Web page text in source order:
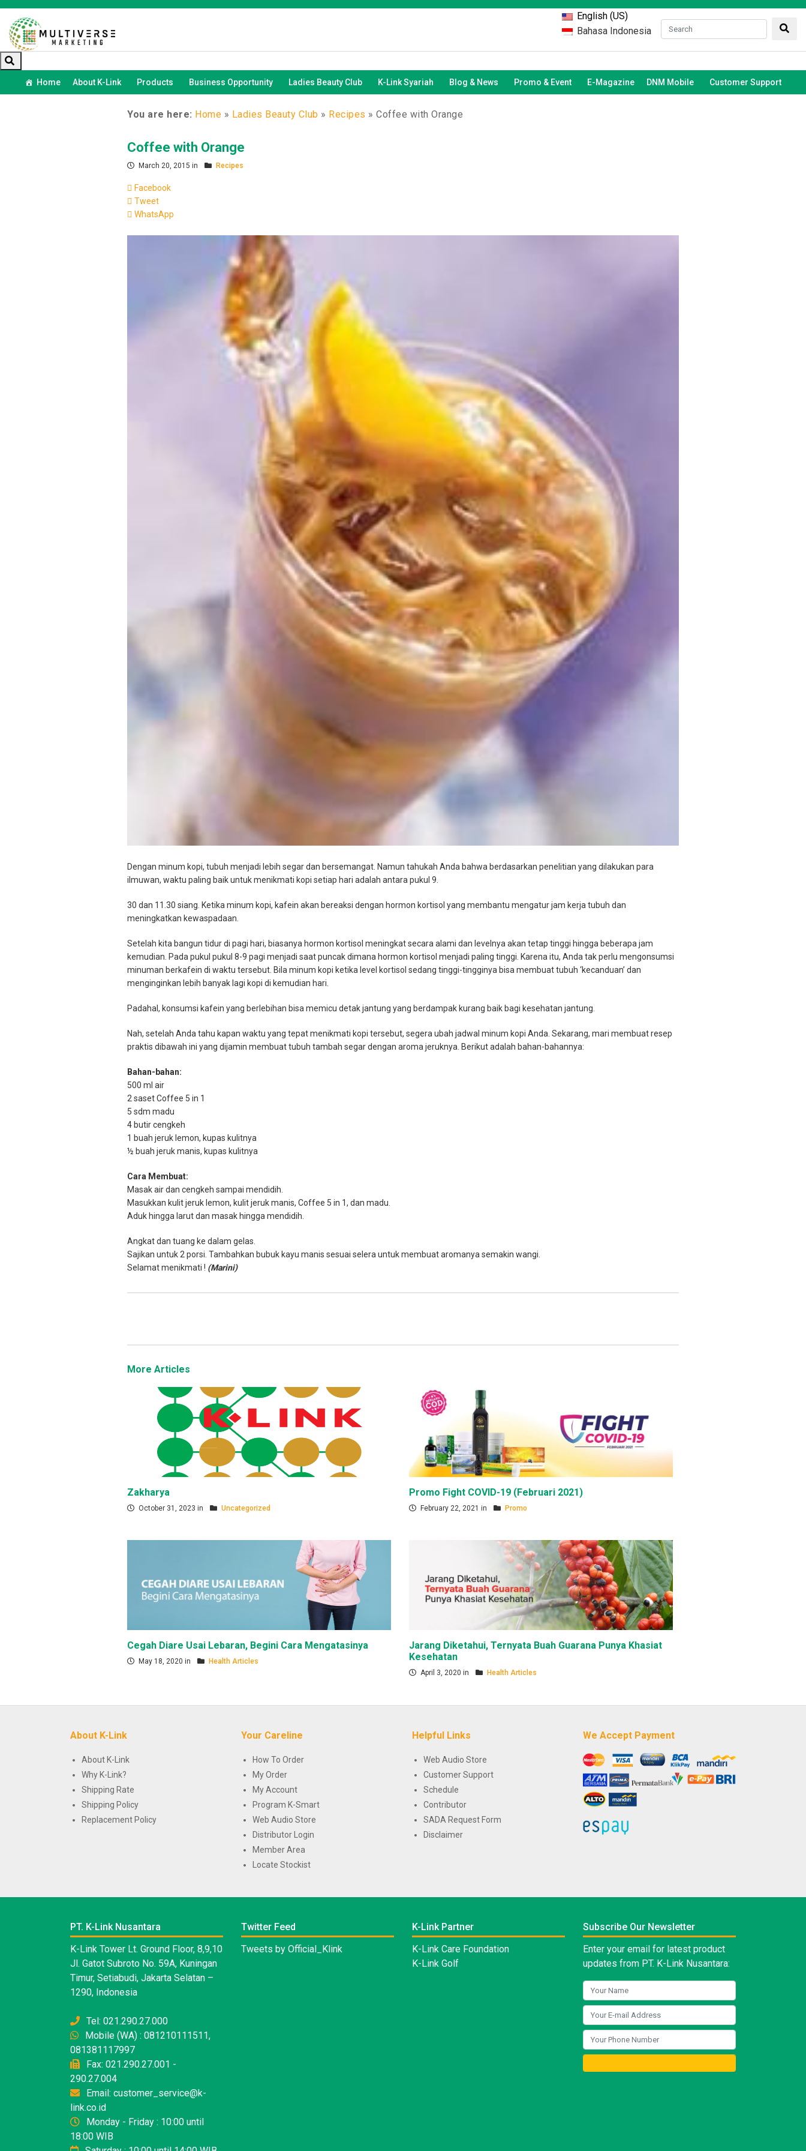
English (US)
Bahasa Indonesia
Home About K-Link Products Business Opportunity Ladies Beauty Club K-Link Syariah Blog & News Promo & Event E-Magazine DNM Mobile Customer Support
You are here: Home » Ladies Beauty Club » Recipes » Coffee with Orange
Coffee with Orange
March 20, 2015 in Recipes
Facebook
Tweet
WhatsApp
Dengan minum kopi, tubuh menjadi lebih segar dan bersemangat. Namun tahukah Anda bahwa berdasarkan penelitian yang dilakukan para
ilmuwan, waktu paling baik untuk menikmati kopi setiap hari adalah antara pukul 9.
30 dan 11.30 siang. Ketika minum kopi, kafein akan bereaksi dengan hormon kortisol yang membantu mengatur jam kerja tubuh dan
meningkatkan kewaspadaan.
Setelah kita bangun tidur di pagi hari, biasanya hormon kortisol meningkat secara alami dan levelnya akan tetap tinggi hingga beberapa jam
kemudian. Pada pukul pukul 8-9 pagi menjadi saat puncak dimana hormon kortisol menjadi paling tinggi. Karena itu, Anda tak perlu mengonsumsi
minuman berkafein di waktu tersebut. Bila minum kopi ketika level kortisol sedang tinggi-tingginya bisa membuat tubuh ‘kecanduan’ dan
menginginkan lebih banyak lagi kopi di kemudian hari.
Padahal, konsumsi kafein yang berlebihan bisa memicu detak jantung yang berdampak kurang baik bagi kesehatan jantung.
Nah, setelah Anda tahu kapan waktu yang tepat menikmati kopi tersebut, segera ubah jadwal minum kopi Anda. Sekarang, mari membuat resep
praktis dibawah ini yang dijamin membuat tubuh tambah segar dengan aroma jeruknya. Berikut adalah bahan-bahannya:
Bahan-bahan:
500 ml air
2 saset Coffee 5 in 1
5 sdm madu
4 butir cengkeh
1 buah jeruk lemon, kupas kulitnya
½ buah jeruk manis, kupas kulitnya
Cara Membuat:
Masak air dan cengkeh sampai mendidih.
Masukkan kulit jeruk lemon, kulit jeruk manis, Coffee 5 in 1, dan madu.
Aduk hingga larut dan masak hingga mendidih.
Angkat dan tuang ke dalam gelas.
Sajikan untuk 2 porsi. Tambahkan bubuk kayu manis sesuai selera untuk membuat aromanya semakin wangi.
Selamat menikmati ! (Marini)
More Articles
Zakharya
October 31, 2023 in Uncategorized
Promo Fight COVID-19 (Februari 2021)
February 22, 2021 in Promo
Cegah Diare Usai Lebaran, Begini Cara Mengatasinya
May 18, 2020 in Health Articles
Jarang Diketahui, Ternyata Buah Guarana Punya Khasiat
Kesehatan
April 3, 2020 in Health Articles
About K-Link
About K-Link
Why K-Link?
Shipping Rate
Shipping Policy
Replacement Policy
Your Careline
How To Order
My Order
My Account
Program K-Smart
Web Audio Store
Distributor Login
Member Area
Locate Stockist
Helpful Links
Web Audio Store
Customer Support
Schedule
Contributor
SADA Request Form
Disclaimer
We Accept Payment
PT. K-Link Nusantara
K-Link Tower Lt. Ground Floor, 8,9,10
Jl. Gatot Subroto No. 59A, Kuningan
Timur, Setiabudi, Jakarta Selatan –
1290, Indonesia
Tel: 021.290.27.000
Mobile (WA) : 081210111511,
081381117997
Fax: 021.290.27.001 -
290.27.004
Email: customer_service@k-
link.co.id
Monday - Friday : 10:00 until
18:00 WIB
Twitter Feed
Tweets by Official_Klink
K-Link Partner
K-Link Care Foundation
K-Link Golf
Subscribe Our Newsletter
Enter your email for latest product
updates from PT. K-Link Nusantara: